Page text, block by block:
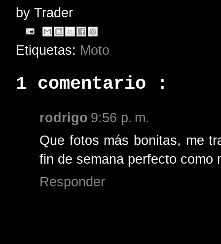
by Trader
Etiquetas: Moto
1 comentario :
rodrigo 9:56 p. m.
Que fotos más bonitas, me
fin de semana perfecto como
Responder